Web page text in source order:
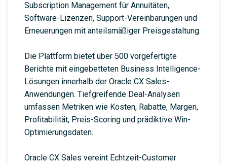
Subscription Management für Annuitäten,
Software-Lizenzen, Support-Vereinbarungen und
Erneuerungen mit anteilsmäßiger Preisgestaltung.
Die Plattform bietet über 500 vorgefertigte
Berichte mit eingebetteten Business Intelligence-
Lösungen innerhalb der Oracle CX Sales-
Anwendungen. Tiefgreifende Deal-Analysen
umfassen Metriken wie Kosten, Rabatte, Margen,
Profitabilität, Preis-Scoring und prädiktive Win-
Optimierungsdaten.
Oracle CX Sales vereint Echtzeit-Customer